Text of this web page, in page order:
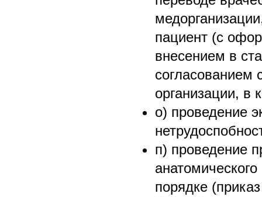
пациент (с
внесением в
согласованием
организации, в
о) проведение
п) проведение
порядке